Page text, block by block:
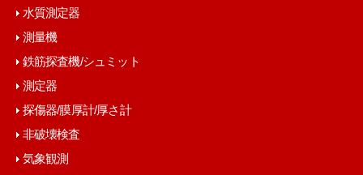
水質測定器
測量機
鉄筋探査機/シュミット
測定器
探傷器/膜厚計/厚さ計
非破壊検査
気象観測